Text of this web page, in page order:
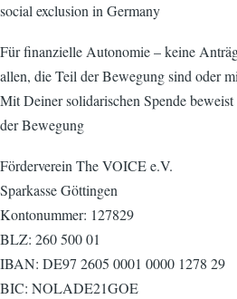
social exclusion in Germany
Für finanzielle Autonomie – keine
allen, die Teil der Bewegung sind oder
Mit Deiner solidarischen Spende
der Bewegung
Förderverein The VOICE e.V.
Sparkasse Göttingen
Kontonummer: 127829
BLZ: 260 500 01
IBAN: DE97 2605 0001 0000 1278 29
BIC: NOLADE21GOE